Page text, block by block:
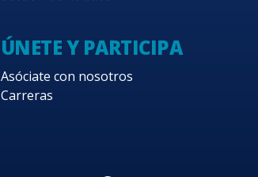
ÚNETE Y PARTICIPA
Asóciate con nosotros
Carreras